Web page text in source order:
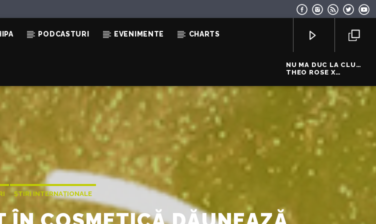
PODCASTURI EVENIMENTE CHARTS
NU MA DUC LA CLUB
(REMIX)
THEO ROSE X
ALESSANDRA X
ȘTIRI INTERNAȚIONALE